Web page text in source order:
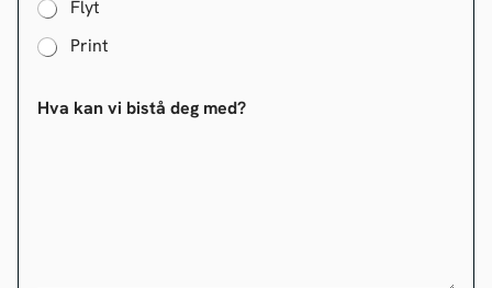
Flyt
Print
Hva kan vi bistå deg med?